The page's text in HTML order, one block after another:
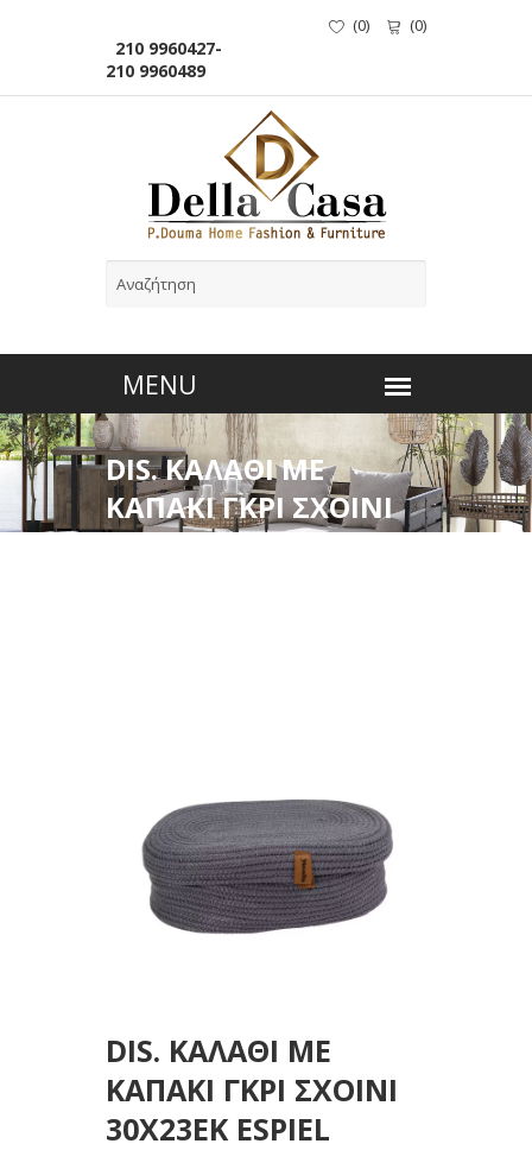
210 9960427-
210 9960489
(0) (0)
DIS. ΚΑΛΑΘΙ ΜΕ
ΚΑΠΑΚΙ ΓΚΡΙ ΣΧΟΙΝΙ
30X23EK
DIS. ΚΑΛΑΘΙ ΜΕ
ΚΑΠΑΚΙ ΓΚΡΙ ΣΧΟΙΝΙ
30X23EK ESPIEL